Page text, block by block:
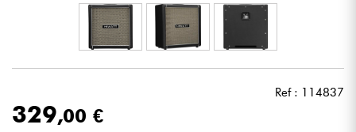
Microfoon
Ref : 114837
329,00 €